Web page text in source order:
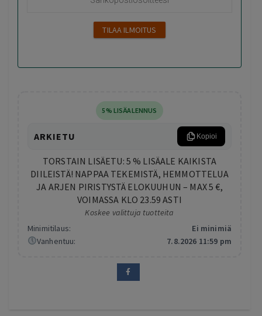
5% LISÄALENNUS
ARKIETU Kopioi
TORSTAIN LISÄETU: 5 % LISÄALE KAIKISTA
DIILEISTÄ! NAPPAA TEKEMISTÄ, HEMMOTTELUA
JA ARJEN PIRISTYSTÄ ELOKUUHUN – MAX 5 €,
VOIMASSA KLO 23.59 ASTI
Koskee valittuja tuotteita
Minimitilaus:
Ei minimiä
Vanhentuu:
7.8.2026 11:59 pm